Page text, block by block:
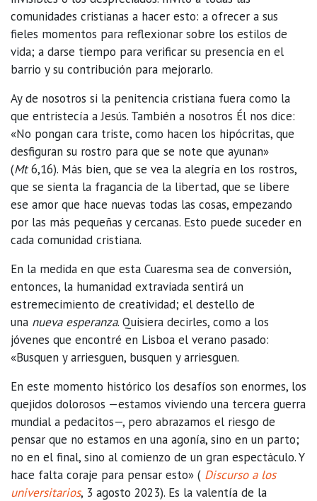
comunidades cristianas a hacer esto: a ofrecer a sus
fieles momentos para reflexionar sobre los estilos de
vida; a darse tiempo para verificar su presencia en el
barrio y su contribución para mejorarlo.
Ay de nosotros si la penitencia cristiana fuera como la
que entristecía a Jesús. También a nosotros Él nos dice:
«No pongan cara triste, como hacen los hipócritas, que
desfiguran su rostro para que se note que ayunan»
(Mt6,16). Más bien, que se vea la alegría en los rostros,
que se sienta la fragancia de la libertad, que se libere
ese amor que hace nuevas todas las cosas, empezando
por las más pequeñas y cercanas. Esto puede suceder en
cada comunidad cristiana.
En la medida en que esta Cuaresma sea de conversión,
entonces, la humanidad extraviada sentirá un
estremecimiento de creatividad; el destello de
una nueva esperanza. Quisiera decirles, como a los
jóvenes que encontré en Lisboa el verano pasado:
«Busquen y arriesguen, busquen y arriesguen.
En este momento histórico los desafíos son enormes, los
quejidos dolorosos —estamos viviendo una tercera guerra
mundial a pedacitos—, pero abrazamos el riesgo de
pensar que no estamos en una agonía, sino en un parto;
no en el final, sino al comienzo de un gran espectáculo. Y
hace falta coraje para pensar esto» ( Discurso a los
universitarios, 3 agosto 2023). Es la valentía de la